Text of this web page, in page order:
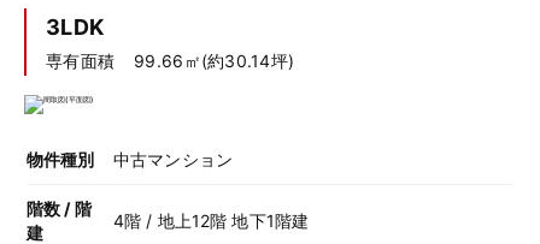
3LDK
専有面積 99.66㎡(約30.14坪)
物件種別 中古マンション
階数 / 階
建
4階 / 地上12階 地下1階建